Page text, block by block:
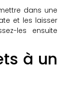
dans une
et les laisser
les ensuite
à un